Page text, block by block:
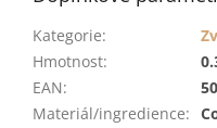
Kategorie:
Hmotnost:
EAN:
Materiál/ingredience: